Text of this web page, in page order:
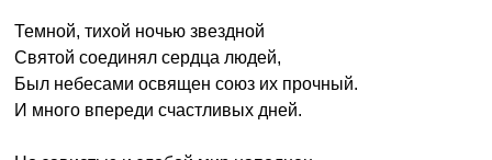
Темной, тихой ночью звездной
Святой соединял сердца людей,
Был небесами освящен союз их прочный.
И много впереди счастливых дней.